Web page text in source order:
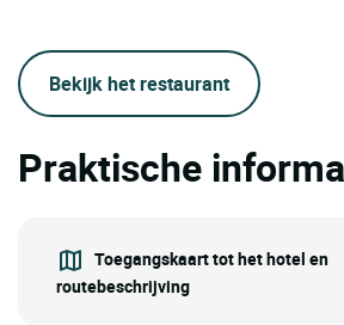
Bekijk het restaurant
Praktische
Toegangskaart tot het hotel en
routebeschrijving